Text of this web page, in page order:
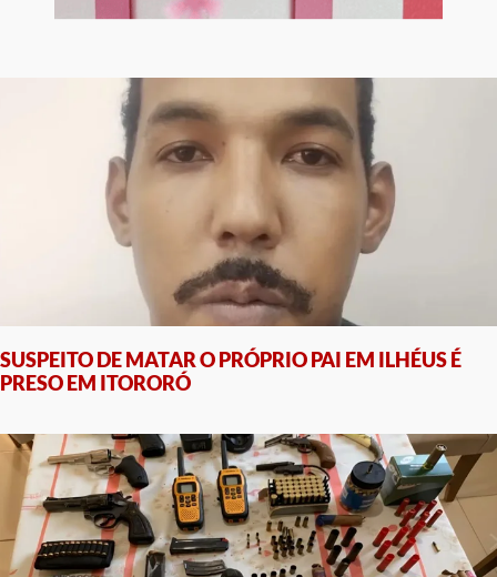
SUSPEITO DE MATAR O PRÓPRIO PAI EM ILHÉUS É
PRESO EM ITORORÓ